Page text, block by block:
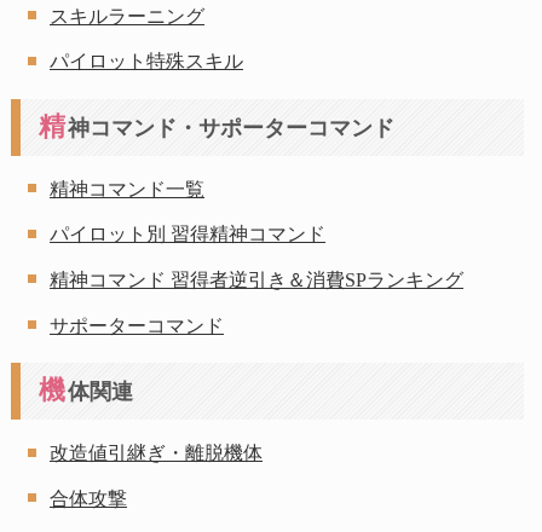
スキルラーニング
パイロット特殊スキル
精神コマンド・サポーターコマンド
精神コマンド一覧
パイロット別 習得精神コマンド
精神コマンド 習得者逆引き＆消費SPランキング
サポーターコマンド
機体関連
改造値引継ぎ・離脱機体
合体攻撃